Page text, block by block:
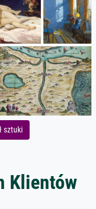
sztuki
Klientów